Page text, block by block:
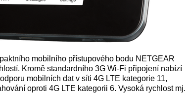
mobilního přístupového bodu NETGEAR
Kromě standardního 3G Wi-Fi připojení nabízí
mobilních dat v síti 4G LTE kategorie 11,
oproti 4G LTE kategorii 6. Vysoká rychlost mj.